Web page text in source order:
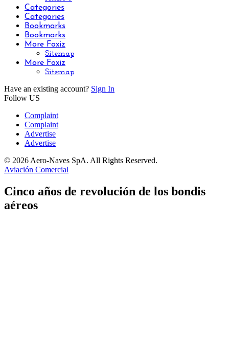
Categories
Categories
Bookmarks
Bookmarks
More Foxiz
Sitemap
More Foxiz
Sitemap
Have an existing account? Sign In
Follow US
Complaint
Complaint
Advertise
Advertise
© 2026 Aero-Naves SpA. All Rights Reserved.
Aviación Comercial
Cinco años de revolución de los bondis
aéreos